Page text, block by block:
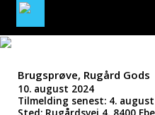
BLIV MEDLEM AF DRK
Brugsprøve, Rugård Gods
10. august 2024
Tilmelding senest: 4. august